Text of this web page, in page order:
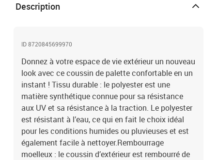
Description
ID 8720845699970
Donnez à votre espace de vie extérieur un nouveau
look avec ce coussin de palette confortable en un
instant ! Tissu durable : le polyester est une
matière synthétique connue pour sa résistance
aux UV et sa résistance à la traction. Le polyester
est résistant à l’eau, ce qui en fait le choix idéal
pour les conditions humides ou pluvieuses et est
également facile à nettoyer.Rembourrage
moelleux : le coussin d’extérieur est rembourré de